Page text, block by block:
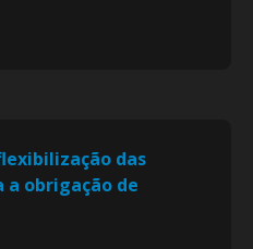
das
a obrigação de